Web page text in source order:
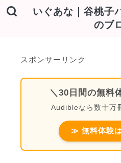
いぐあな｜谷桃子
のブ
スポンサーリンク
＼30日間の無料
Audibleなら数十万
≫ 無料体験